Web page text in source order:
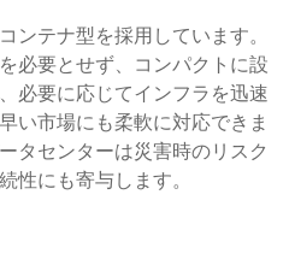
ンテナ型を採用しています。
必要とせず、コンパクトに設
必要に応じてインフラを迅速
い市場にも柔軟に対応できま
タセンターは災害時のリスク
性にも寄与します。